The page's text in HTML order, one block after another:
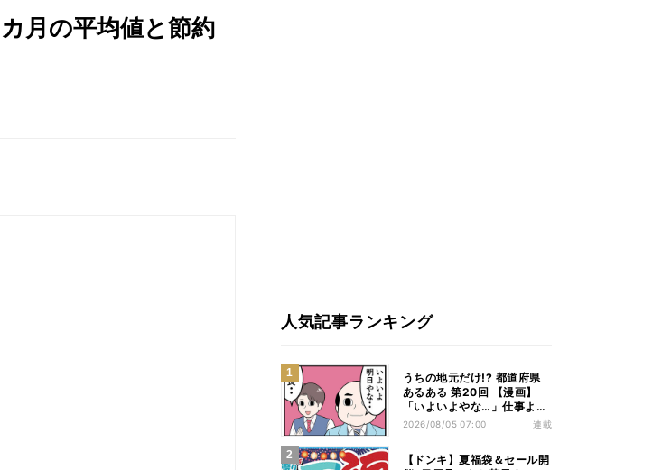
月の平均値と節約
人気記事ランキング
うちの地元だけ!? 都道府県
あるある 第20回 【漫画】
「いよいよやな…」仕事より
優先は当然!? 兵庫県民の“祭
2026/08/05 07:00 連載
【ドンキ】夏福袋＆セール開